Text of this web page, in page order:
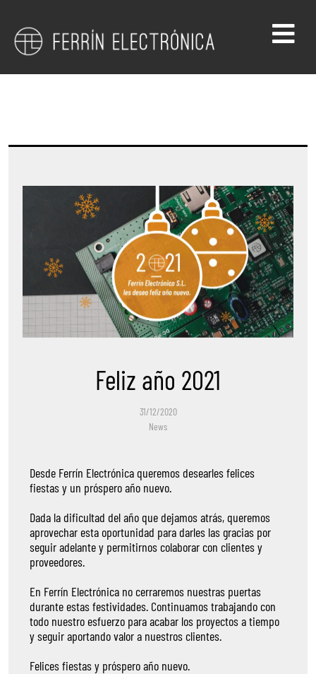
Feliz año 2021
31/12/2020
News
Desde Ferrín Electrónica queremos desearles felices
fiestas y un próspero año nuevo.
Dada la dificultad del año que dejamos atrás, queremos
aprovechar esta oportunidad para darles las gracias por
seguir adelante y permitirnos colaborar con clientes y
proveedores.
En Ferrín Electrónica no cerraremos nuestras puertas
durante estas festividades. Continuamos trabajando con
todo nuestro esfuerzo para acabar los proyectos a tiempo
y seguir aportando valor a nuestros clientes.
Felices fiestas y próspero año nuevo.